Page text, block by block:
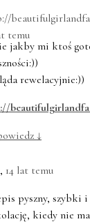
temu
jakby mi ktoś
rewelacyjnie:))
↓
, 14 lat temu
pyszny, szybki
kiedy nie